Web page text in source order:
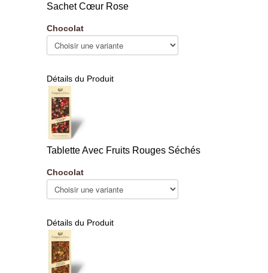
Sachet Cœur Rose
Chocolat
Détails du Produit
Tablette Avec Fruits Rouges Séchés
Chocolat
Détails du Produit